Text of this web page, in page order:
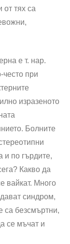
от тях са
е т. нар.
често при
изразеното
Болните
и по гърдите,
Какво да
вайкат. Много
синдром,
са безсмъртни,
се мъчат и